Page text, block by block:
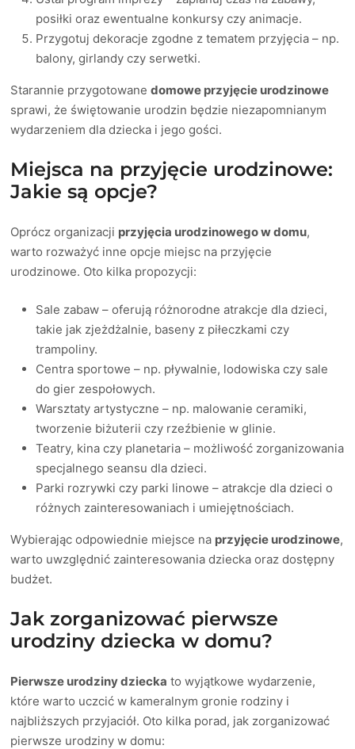
posiłki oraz ewentualne konkursy czy animacje.
Przygotuj dekoracje zgodne z tematem przyjęcia – np.
balony, girlandy czy serwetki.
Starannie przygotowanedomowe przyjęcie urodzinowe
sprawi, że świętowanie urodzin będzie niezapomnianym
wydarzeniem dla dziecka i jego gości.
Miejsca na przyjęcie urodzinowe:
Jakie są opcje?
Oprócz organizacji przyjęcia urodzinowego w domu,
warto rozważyć inne opcje miejsc na przyjęcie
urodzinowe. Oto kilka propozycji:
Sale zabaw – oferują różnorodne atrakcje dla dzieci,
takie jak zjeżdżalnie, baseny z piłeczkami czy
trampoliny.
Centra sportowe – np. pływalnie, lodowiska czy sale
do gier zespołowych.
Warsztaty artystyczne – np. malowanie ceramiki,
tworzenie biżuterii czy rzeźbienie w glinie.
Teatry, kina czy planetaria – możliwość zorganizowania
specjalnego seansu dla dzieci.
Parki rozrywki czy parki linowe – atrakcje dla dzieci o
różnych zainteresowaniach i umiejętnościach.
Wybierając odpowiednie miejsce na przyjęcie urodzinowe,
warto uwzględnić zainteresowania dziecka oraz dostępny
budżet.
Jak zorganizować pierwsze
urodziny dziecka w domu?
Pierwsze urodziny dziecka to wyjątkowe wydarzenie,
które warto uczcić w kameralnym gronie rodziny i
najbliższych przyjaciół. Oto kilka porad, jak zorganizować
pierwsze urodziny w domu: